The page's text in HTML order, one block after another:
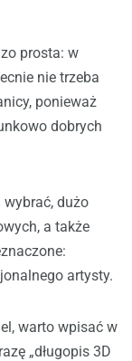
prosta: w
nie trzeba
ponieważ
dobrych
wybrać, dużo
a także
artysty.
warto wpisać w
„długopis 3D